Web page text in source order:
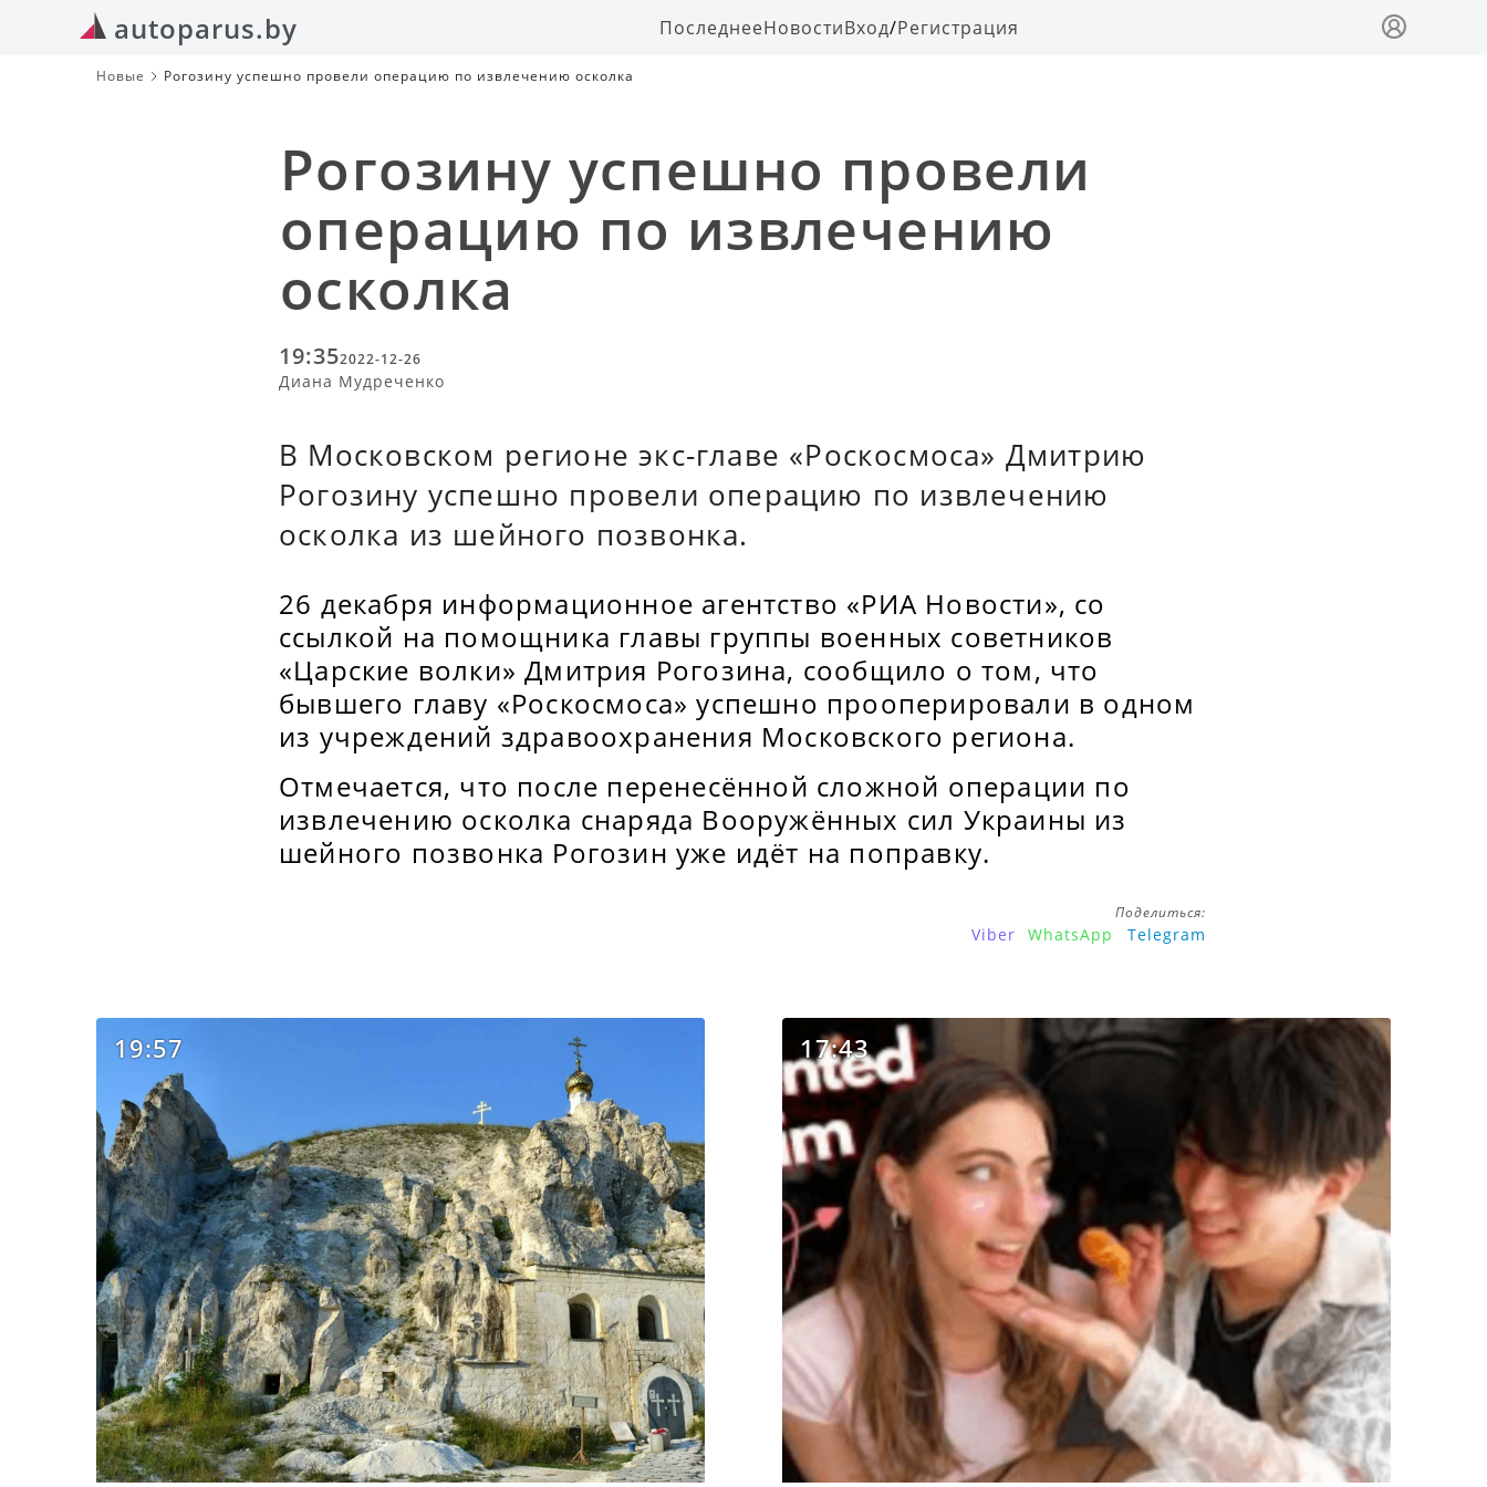
autoparus.by ПоследнееНовостиВход/Регистрация
Новые Рогозину успешно провели операцию по извлечению осколка
Рогозину успешно провели
операцию по извлечению
осколка
19:352022-12-26
Диана Мудреченко
В Московском регионе экс-главе «Роскосмоса» Дмитрию
Рогозину успешно провели операцию по извлечению
осколка из шейного позвонка.
26 декабря информационное агентство «РИА Новости», со
ссылкой на помощника главы группы военных советников
«Царские волки» Дмитрия Рогозина, сообщило о том, что
бывшего главу «Роскосмоса» успешно прооперировали в одном
из учреждений здравоохранения Московского региона.
Отмечается, что после перенесённой сложной операции по
извлечению осколка снаряда Вооружённых сил Украины из
шейного позвонка Рогозин уже идёт на поправку.
Поделиться:
Viber WhatsApp Telegram
19:57 17:43